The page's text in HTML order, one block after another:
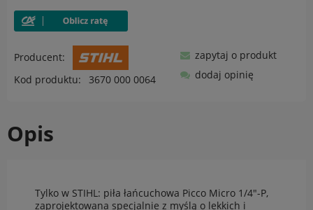
Producent:
Kod produktu:
3670 000 0064
zapytaj o produkt
dodaj opinię
Opis
Tylko w STIHL: piła łańcuchowa Picco Micro 1/4"-P,
zaprojektowana specjalnie z myślą o lekkich i